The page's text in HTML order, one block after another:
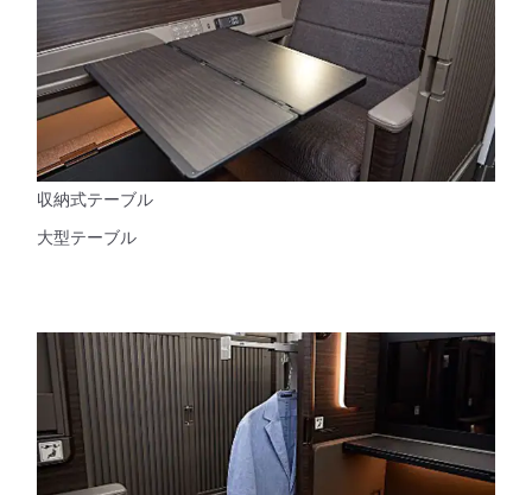
収納式テーブル
大型テーブル